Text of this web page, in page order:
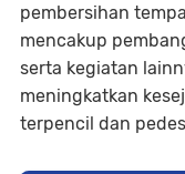
pembersihan
mencakup
serta kegiatan
meningkatkan
terpencil dan